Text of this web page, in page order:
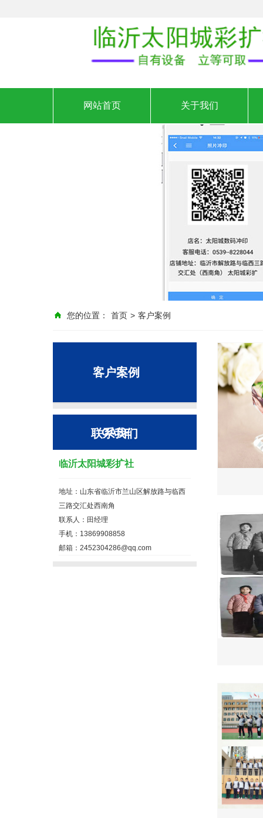
网站首页 关于我们
您的位置： 首页 > 客户案例
客户案例
CASE
联系我们
临沂太阳城彩扩社
地址：山东省临沂市兰山区解放路与临西
三路交汇处西南角
联系人：田经理
手机：13869908858
邮箱：2452304286@qq.com